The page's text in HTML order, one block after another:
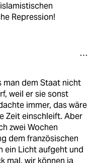
Repression!
man dem Staat nicht
weil er sie sonst
immer, das wäre
Zeit einschleift. Aber
zwei Wochen
dem französischen
ein Licht aufgeht und
mal, wir können ja